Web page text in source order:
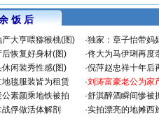
饭 后
产大亨喂猕猴桃(图) ·独家：章子怡带妈
后恢复好身材(图) ·佟大为马伊琍再度
休闲装秀性感(图) ·倪萍赵忠祥十年后
地毯服装皆为租赁 ·刘涛富豪老公为家
素颜乘地铁被拍 ·舒淇醉酒瞬间惨被
战俘做活体解剖 ·实拍漂亮的地摊西